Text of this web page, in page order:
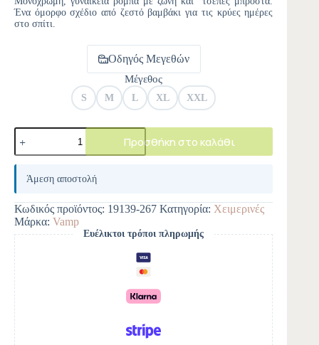
Ένα όμορφο σχέδιο από ζεστό βαμβάκι για τις κρύες ημέρες
στο σπίτι.
Οδηγός Μεγεθών
Μέγεθος
S M L XL XXL
Προσθήκη στο καλάθι
A
e
r
n
a
t
i
v
e
:
Άμεση αποστολή
Κωδικός προϊόντος: 19139-267 Κατηγορία: Χειμερινές
Μάρκα: Vamp
Ευέλικτοι τρόποι πληρωμής